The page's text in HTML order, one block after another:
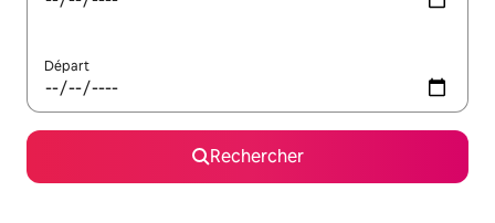
Départ
Rechercher